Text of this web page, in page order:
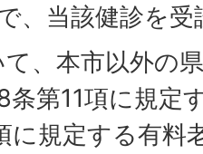
、当該健診を
、本市以外の
条第11項に規定
に規定する有料